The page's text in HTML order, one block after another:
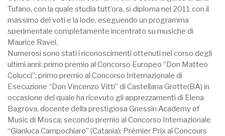
Tufano, con la quale studia tutt’ora, si diploma nel 2011 con il
massimo dei voti e la lode, eseguendo un programma
sperimentale completamente incentrato su musiche di
Maurice Ravel.
Numerosi sono stati i riconoscimenti ottenuti nel corso degli
ultimi anni: primo premio al Concorso Europeo “Don Matteo
Colucci”; primo premio al Concorso Internazionale di
Esecuzione “Don Vincenzo Vitti” di Castellana Grotte(BA) in
occasione del quale ha ricevuto gli apprezzamenti di Elena
Bagrova, docente della prestigiosa Gnessin Academy of
Music di Mosca; secondo premio al Concorso Internazionale
“Gianluca Campochiaro” (Catania); Prèmier Prix al Concours